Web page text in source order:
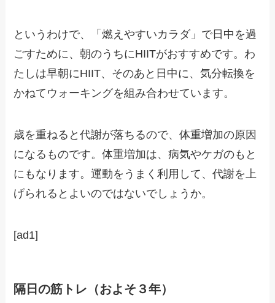
というわけで、「燃えやすいカラダ」で日中を過
ごすために、朝のうちにHIITがおすすめです。わ
たしは早朝にHIIT、そのあと日中に、気分転換を
かねてウォーキングを組み合わせています。
歳を重ねると代謝が落ちるので、体重増加の原因
になるものです。体重増加は、病気やケガのもと
にもなります。運動をうまく利用して、代謝を上
げられるとよいのではないでしょうか。
[ad1]
隔日の筋トレ（およそ３年）